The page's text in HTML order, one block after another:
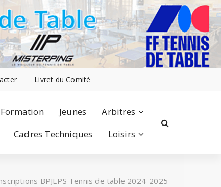
Livret du Comité
Formation Jeunes
Arbitres
Cadres Techniques
Loisirs
BPJEPS Tennis de table 2024-2025